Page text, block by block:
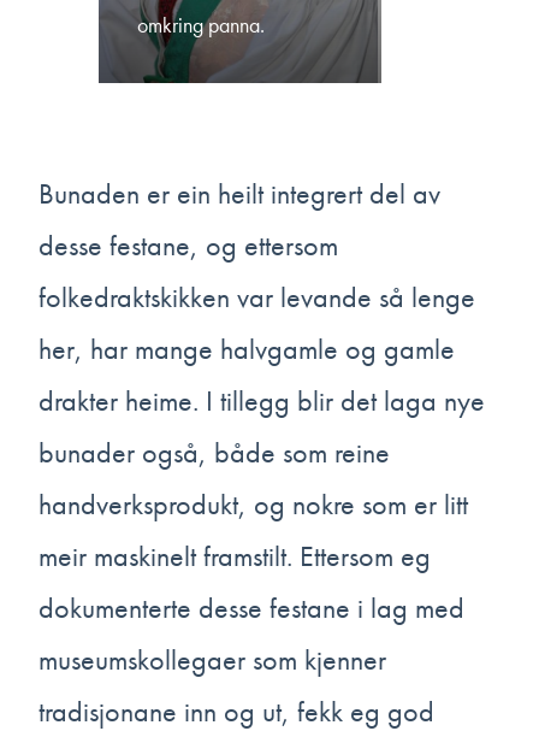
omkring panna.
Bunaden er ein heilt integrert del av
desse festane, og ettersom
folkedraktskikken var levande så lenge
her, har mange halvgamle og gamle
drakter heime. I tillegg blir det laga nye
bunader også, både som reine
handverksprodukt, og nokre som er litt
meir maskinelt framstilt. Ettersom eg
dokumenterte desse festane i lag med
museumskollegaer som kjenner
tradisjonane inn og ut, fekk eg god